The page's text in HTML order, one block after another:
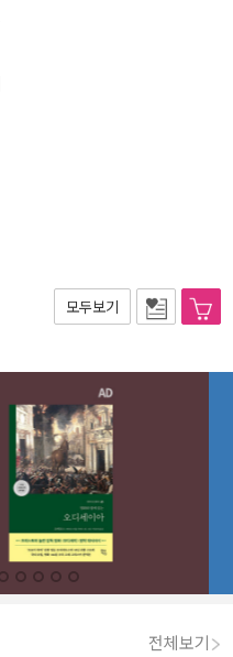
모두보기
전체보기